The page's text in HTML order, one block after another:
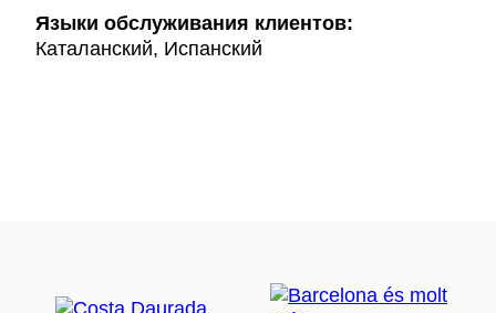
Языки обслуживания клиентов:
Каталанский, Испанский